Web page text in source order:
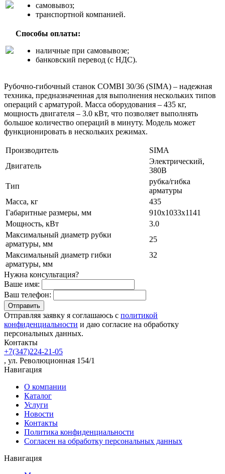
самовывоз;
транспортной компанией.
Способы оплаты:
наличные при самовывозе;
банковский перевод (с НДС).
Рубочно-гибочный станок COMBI 30/36 (SIMA) – надежная
техника, предназначенная для выполнения нескольких типов
операций с арматурой. Масса оборудования – 435 кг,
мощность двигателя – 3.0 кВт, что позволяет выполнять
большое количество операций в минуту. Модель может
функционировать в нескольких режимах.
Производитель
SIMA
Двигатель
Электрический,
380В
Тип
рубка/гибка
арматуры
Масса, кг
435
Габаритные размеры, мм
910х1033х1141
Мощность, кВт
3.0
Максимальный диаметр рубки
арматуры, мм
25
Максимальный диаметр гибки
арматуры, мм
32
Нужна консультация?
Ваше имя:
Ваш телефон:
Отправляя заявку я соглашаюсь с политикой
конфиденциальности и даю согласие на обработку
персональных данных.
Контакты
+7(347)224-21-05
, ул. Революционная 154/1
Навигация
О компании
Каталог
Услуги
Новости
Контакты
Политика конфиденциальности
Согласен на обработку персональных данных
Навигация